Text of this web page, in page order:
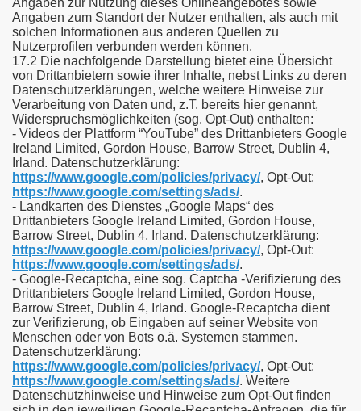
Angaben zur Nutzung dieses Onlineangebotes sowie
Angaben zum Standort der Nutzer enthalten, als auch mit
solchen Informationen aus anderen Quellen zu
Nutzerprofilen verbunden werden können.
17.2 Die nachfolgende Darstellung bietet eine Übersicht
von Drittanbietern sowie ihrer Inhalte, nebst Links zu deren
Datenschutzerklärungen, welche weitere Hinweise zur
Verarbeitung von Daten und, z.T. bereits hier genannt,
Widerspruchsmöglichkeiten (sog. Opt-Out) enthalten:
- Videos der Plattform “YouTube” des Drittanbieters Google
Ireland Limited, Gordon House, Barrow Street, Dublin 4,
Irland. Datenschutzerklärung:
https://www.google.com/policies/privacy/, Opt-Out:
https://www.google.com/settings/ads/.
- Landkarten des Dienstes „Google Maps“ des
Drittanbieters Google Ireland Limited, Gordon House,
Barrow Street, Dublin 4, Irland. Datenschutzerklärung:
https://www.google.com/policies/privacy/, Opt-Out:
https://www.google.com/settings/ads/.
- Google-Recaptcha, eine sog. Captcha -Verifizierung des
Drittanbieters Google Ireland Limited, Gordon House,
Barrow Street, Dublin 4, Irland. Google-Recaptcha dient
zur Verifizierung, ob Eingaben auf seiner Website von
Menschen oder von Bots o.ä. Systemen stammen.
Datenschutzerklärung:
https://www.google.com/policies/privacy/, Opt-Out:
https://www.google.com/settings/ads/. Weitere
Datenschutzhinweise und Hinweise zum Opt-Out finden